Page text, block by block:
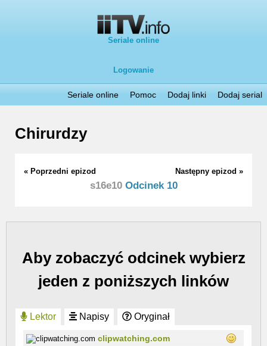
Seriale online
Logowanie
Seriale online Pomoc Dodaj linki Dodaj serial
Chirurdzy
« Poprzedni epizod Następny epizod »
s16e10Odcinek 10
Aby zobaczyć odcinek wybierz
jeden z poniższych linków
Lektor Napisy Oryginał
clipwatching.com